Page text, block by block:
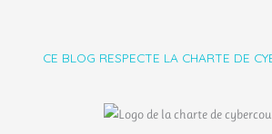
CE BLOG RESPECTE LA CHARTE DE